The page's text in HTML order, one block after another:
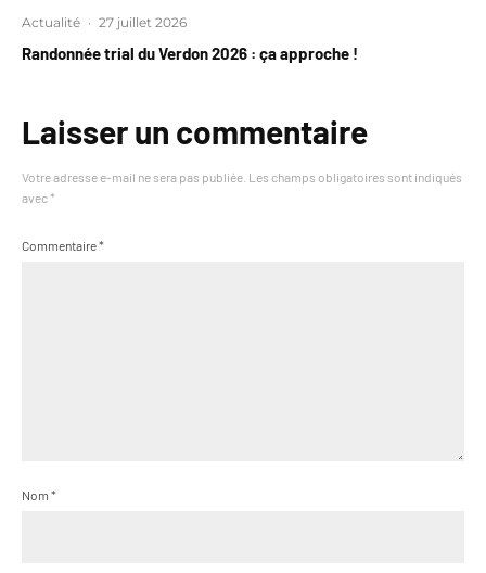
Actualité · 27 juillet 2026
Randonnée trial du Verdon 2026 : ça approche !
Laisser un commentaire
Votre adresse e-mail ne sera pas publiée. Les champs obligatoires sont indiqués
avec *
Commentaire*
Nom *